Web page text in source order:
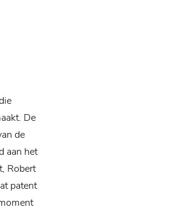
De
de
aan het
Robert
patent